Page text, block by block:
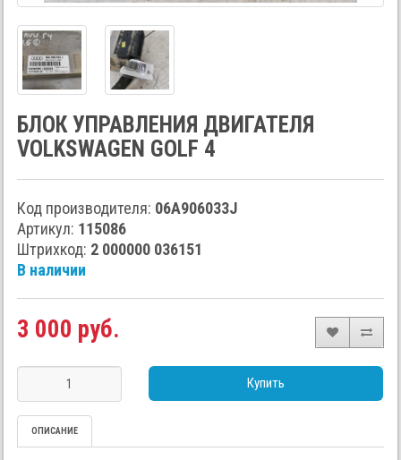
БЛОК УПРАВЛЕНИЯ ДВИГАТЕЛЯ
VOLKSWAGEN GOLF 4
Код производителя: 06A906033J
Артикул: 115086
Штрихкод: 2 000000 036151
В наличии
3 000 руб.
Купить
ОПИСАНИЕ